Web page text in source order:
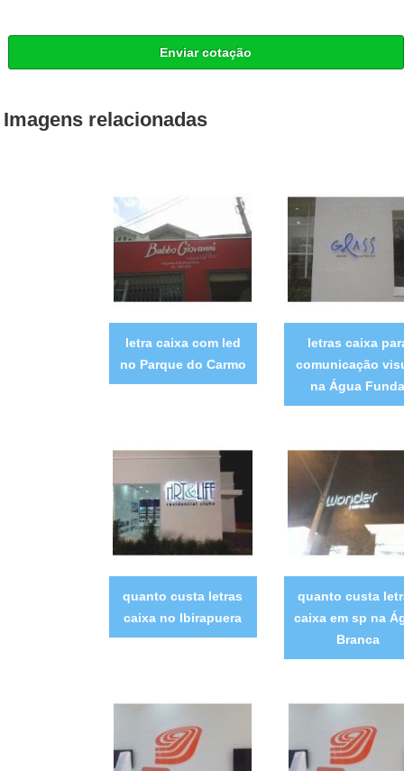
Enviar cotação
Imagens relacionadas
letra caixa com led
no Parque do Carmo
letras caixa
comunicação
na Água Funda
quanto custa letras
caixa no Ibirapuera
quanto custa
caixa em sp na
Branca